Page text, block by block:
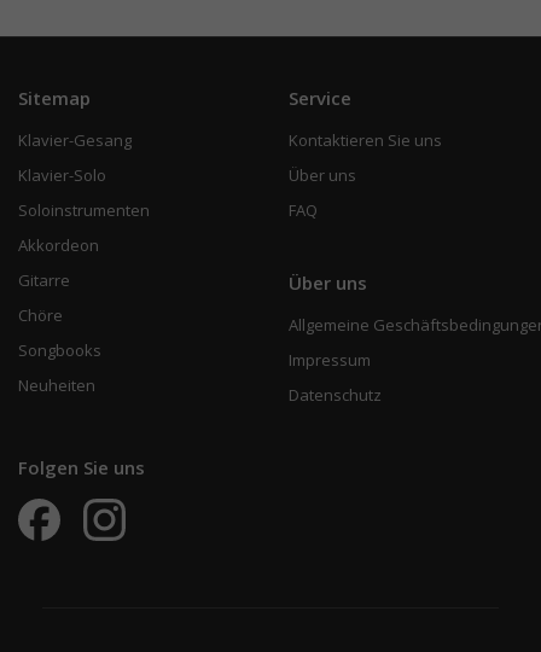
Sitemap
Klavier-Gesang
Klavier-Solo
Soloinstrumenten
Akkordeon
Gitarre
Chöre
Songbooks
Neuheiten
Service
Kontaktieren Sie uns
Über uns
FAQ
Über uns
Allgemeine
Impressum
Datenschutz
Folgen Sie uns